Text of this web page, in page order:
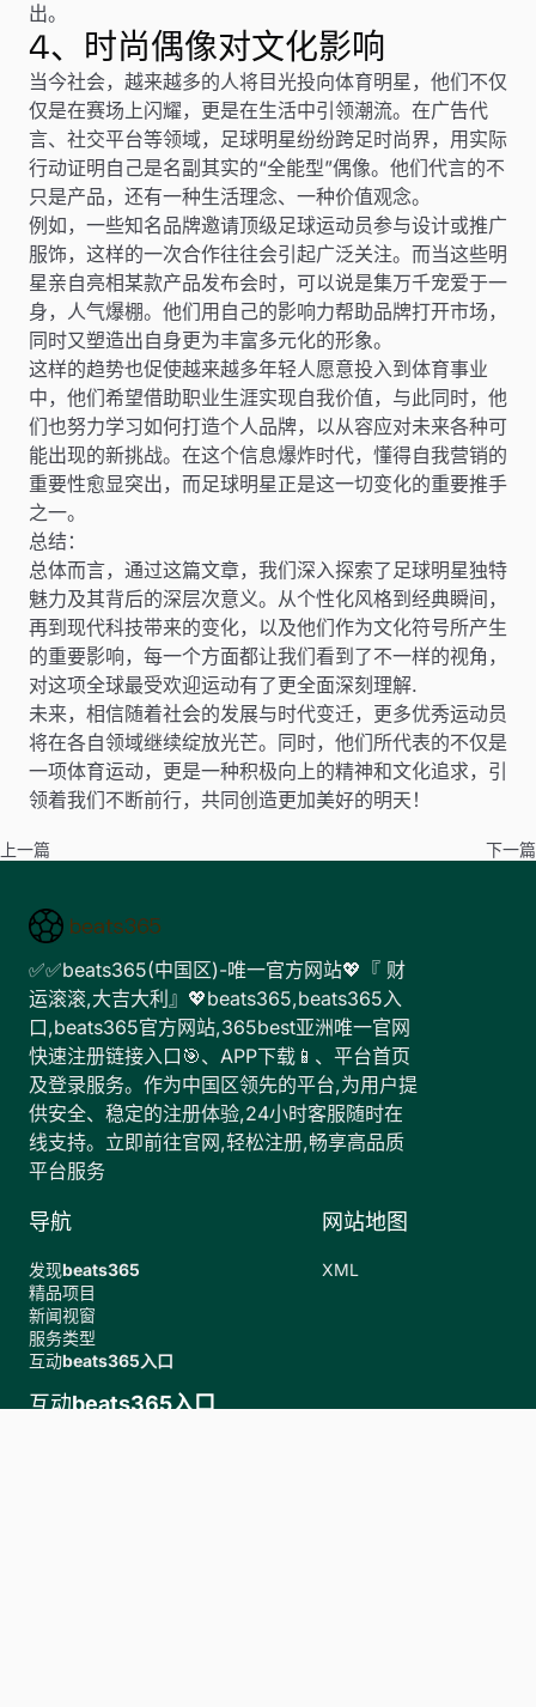
出。
4、时尚偶像对文化影响
当今社会，越来越多的人将目光投向体育明星，他们不仅
仅是在赛场上闪耀，更是在生活中引领潮流。在广告代
言、社交平台等领域，足球明星纷纷跨足时尚界，用实际
行动证明自己是名副其实的“全能型”偶像。他们代言的不
只是产品，还有一种生活理念、一种价值观念。
例如，一些知名品牌邀请顶级足球运动员参与设计或推广
服饰，这样的一次合作往往会引起广泛关注。而当这些明
星亲自亮相某款产品发布会时，可以说是集万千宠爱于一
身，人气爆棚。他们用自己的影响力帮助品牌打开市场，
同时又塑造出自身更为丰富多元化的形象。
这样的趋势也促使越来越多年轻人愿意投入到体育事业
中，他们希望借助职业生涯实现自我价值，与此同时，他
们也努力学习如何打造个人品牌，以从容应对未来各种可
能出现的新挑战。在这个信息爆炸时代，懂得自我营销的
重要性愈显突出，而足球明星正是这一切变化的重要推手
之一。
总结：
总体而言，通过这篇文章，我们深入探索了足球明星独特
魅力及其背后的深层次意义。从个性化风格到经典瞬间，
再到现代科技带来的变化，以及他们作为文化符号所产生
的重要影响，每一个方面都让我们看到了不一样的视角，
对这项全球最受欢迎运动有了更全面深刻理解.
未来，相信随着社会的发展与时代变迁，更多优秀运动员
将在各自领域继续绽放光芒。同时，他们所代表的不仅是
一项体育运动，更是一种积极向上的精神和文化追求，引
领着我们不断前行，共同创造更加美好的明天！
上一篇 下一篇
✅✅beats365(中国区)-唯一官方网站💖『 财
运滚滚,大吉大利』💖beats365,beats365入
口,beats365官方网站,365best亚洲唯一官网
快速注册链接入口🎯、APP下载📱、平台首页
及登录服务。作为中国区领先的平台,为用户提
供安全、稳定的注册体验,24小时客服随时在
线支持。立即前往官网,轻松注册,畅享高品质
平台服务
导航
发现beats365
精品项目
新闻视窗
服务类型
互动beats365入口
网站地图
XML
互动beats365入口